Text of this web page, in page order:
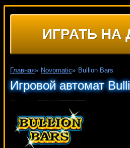
ИГРАТЬ НА
Главная» Novomatic» Bullion Bars
Игровой автомат